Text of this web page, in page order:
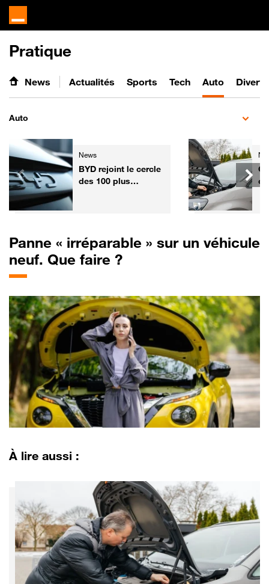
Pratique
News Actualités Sports Tech Auto
Auto
News
BYD rejoint le cercle
des 100 plus
Panne « irréparable » sur un véhicule
neuf. Que faire ?
À lire aussi :